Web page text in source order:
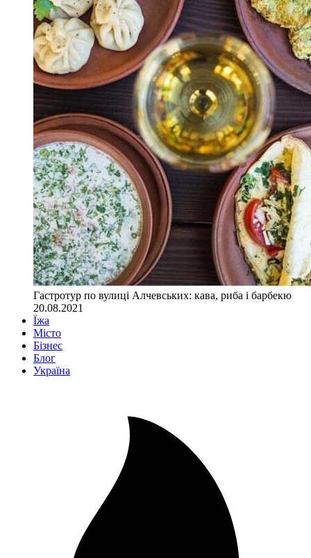
Гастротур по вулиці Алчевських: кава, риба і барбекю
20.08.2021
Їжа
Місто
Бізнес
Блог
Україна